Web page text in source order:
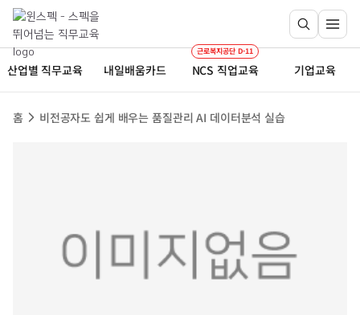
산업별 직무교육 내일배움카드
근로복지공단 D-11
NCS 직업교육 기업교육
홈 비전공자도 쉽게 배우는 품질관리 AI 데이터분석 실습